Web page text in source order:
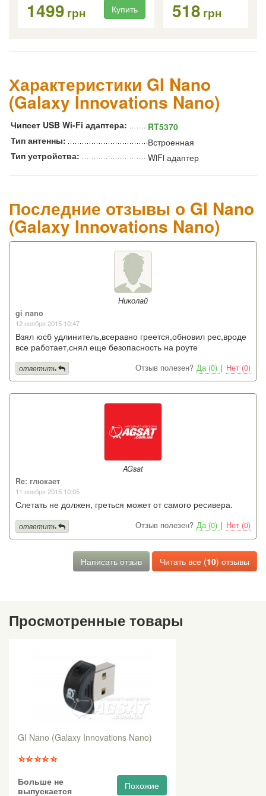
1499 грн Купить 518 грн
Характеристики GI Nano
(Galaxy Innovations Nano)
Чипсет USB Wi-Fi адаптера:
RT5370
Тип антенны:
Встроенная
Тип устройства:
WiFi адаптер
Последние отзывы о GI Nano
(Galaxy Innovations Nano)
Николай
gi nano
12 ноября 2015 10:47
Взял юсб удлинитель,всеравно греется,обновил рес,вроде
все работает,снял еще безопасность на роуте
Отзыв полезен? Да (0) | Нет (0)
ответить
AGsat
Re: глюкает
11 ноября 2015 10:05
Слетать не должен, греться может от самого ресивера.
Отзыв полезен? Да (0) | Нет (0)
ответить
Написать отзыв Читать все (10) отзывы
Просмотренные товары
GI Nano (Galaxy Innovations Nano)
Больше не
выпускается
Похожие